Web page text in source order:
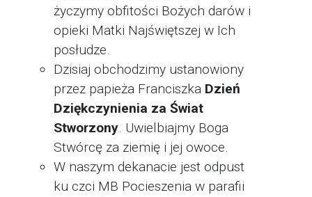
życzymy obfitości Bożych darów i
opieki Matki Najświętszej w Ich
posłudze.
Dzisiaj obchodzimy ustanowiony
przez papieża Franciszka Dzień
Dziękczynienia za Świat
Stworzony. Uwielbiajmy Boga
Stwórcę za ziemię i jej owoce.
W naszym dekanacie jest odpust
ku czci MB Pocieszenia w parafii